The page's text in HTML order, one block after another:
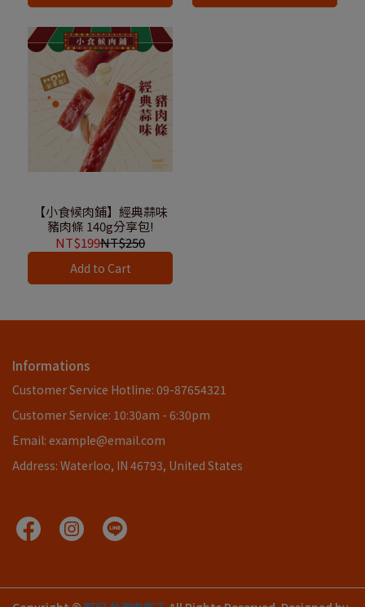
【小食候肉鋪】經典蒜味
豬肉條 140g分享包!
NT$199NT$250
Add to Cart
Informations
Customer Service Hotline: 09-87654321
Customer Service: 10:30am - 6:30pm
Email: example@email.com
Address: Waterloo, IN 46793, United States